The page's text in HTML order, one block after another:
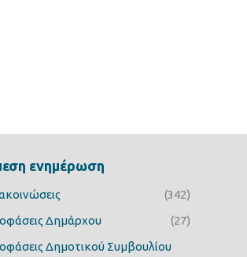
ενημέρωση
(342)
Δημάρχου
(27)
Δημοτικού Συμβουλίου